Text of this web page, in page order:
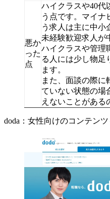
悪か
った
点
ハイクラスや40代
う点です。マイナ
う求人は主に中小
未経験歓迎求人が
ハイクラスや管理
る人には少し物足
ます。
また、面談の際に
ていない状態の場
えないことがある
doda：女性向けのコンテン